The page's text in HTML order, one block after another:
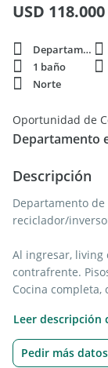
USD 118.000
Departamento
1 baño
Norte
Departamento
Descripción
Departamento
reciclador/
Al ingresar, living
contrafrente.
Cocina completa,
Baño completo
Ambas
parquet.
Leer descripción
Pedir más